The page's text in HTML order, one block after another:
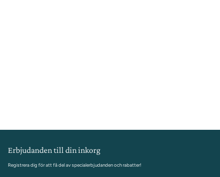
Erbjudanden till din inkorg
Registrera dig för att få del av specialerbjudanden och rabatter!